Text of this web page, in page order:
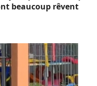
beaucoup rêvent